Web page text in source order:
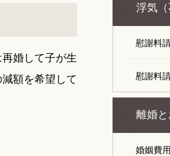
婚して子が生
額を希望して
浮気（
慰謝料
慰謝料
離婚
婚姻費用